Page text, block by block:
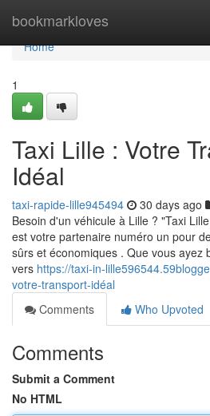
bookmarkloves
Home
Home
1
Taxi Lille : Votre
Idéal
taxi-rapide-lille945494 30 days ago
Besoin d'un véhicule à Lille ? "Taxi
est votre partenaire numéro un pour
sûrs et économiques . Que vous ayez
vers https://taxi-in-
votre-transport-idéal
Comments
Who Upvoted
Comments
Submit a Comment
No HTML